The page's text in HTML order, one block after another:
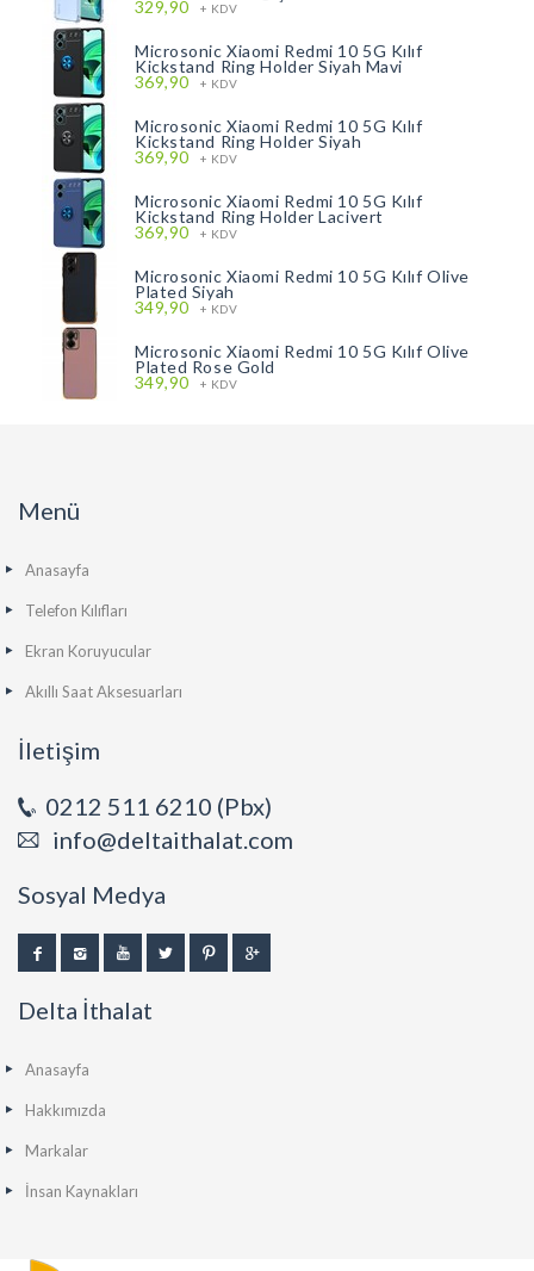
329,90 + KDV
Microsonic Xiaomi Redmi 10 5G Kılıf
Kickstand Ring Holder Siyah Mavi
369,90 + KDV
Microsonic Xiaomi Redmi 10 5G Kılıf
Kickstand Ring Holder Siyah
369,90 + KDV
Microsonic Xiaomi Redmi 10 5G Kılıf
Kickstand Ring Holder Lacivert
369,90 + KDV
Microsonic Xiaomi Redmi 10 5G Kılıf Olive
Plated Siyah
349,90 + KDV
Microsonic Xiaomi Redmi 10 5G Kılıf Olive
Plated Rose Gold
349,90 + KDV
Menü
Anasayfa
Telefon Kılıfları
Ekran Koruyucular
Akıllı Saat Aksesuarları
İletişim
0212 511 6210 (Pbx)
info@deltaithalat.com
Sosyal Medya
Delta İthalat
Anasayfa
Hakkımızda
Markalar
İnsan Kaynakları